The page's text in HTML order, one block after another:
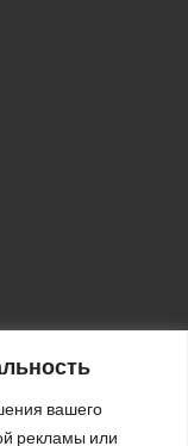
вашего
рекламы или